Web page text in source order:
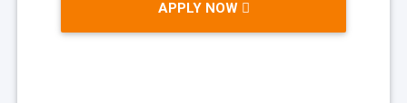
APPLY NOW